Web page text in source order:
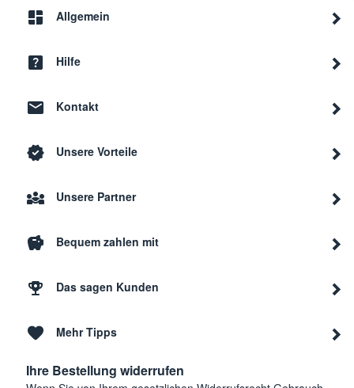
Allgemein
Hilfe
Kontakt
Unsere Vorteile
Unsere Partner
Bequem zahlen mit
Das sagen Kunden
Mehr Tipps
Ihre Bestellung widerrufen